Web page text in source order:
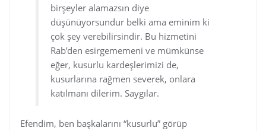
birşeyler alamazsın diye
düşünüyorsundur belki ama eminim ki
çok şey verebilirsindir. Bu hizmetini
Rab’den esirgememeni ve mümkünse
eğer, kusurlu kardeşlerimizi de,
kusurlarına rağmen severek, onlara
katılmanı dilerim. Saygılar.
Efendim, ben başkalarını “kusurlu” görüp